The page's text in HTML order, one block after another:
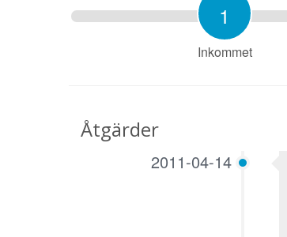
1
Inkommet
Åtgärder
2011-04-14